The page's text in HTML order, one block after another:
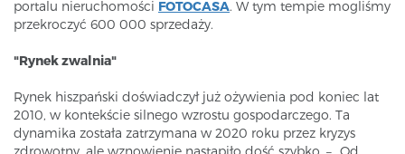
portalu nieruchomości FOTOCASA. W tym tempie mogliśmy
przekroczyć 600 000 sprzedaży.
"Rynek zwalnia"
Rynek hiszpański doświadczył już ożywienia pod koniec lat
2010, w kontekście silnego wzrostu gospodarczego. Ta
dynamika została zatrzymana w 2020 roku przez kryzys
zdrowotny, ale wznowienie nastąpiło dość szybko. – „Od